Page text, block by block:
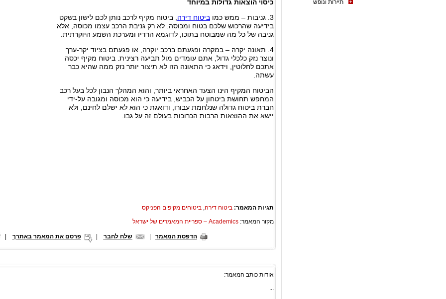
תיירות ונופש
כיסוי הוצאות גדולות במיוחד
3. גניבות – ממש כמו
ביטוח דירה , ביטוח מקיף לרכב נותן לכם לישון בשקט
בידיעה שהרכוש שלכם בטוח ומכוסה. לא רק גניבת הרכב עצמו מכוסה, אלא
גניבה של כל מה שמבוטח בתוכו, לדוגמא הרדיו ומערכת השמע היוקרתית.
4. תאונה יקרה – במקרה ופגעתם ברכב יוקרה, או פגעתם בציוד יקר-ערך
ונוצר נזק כלכלי גדול, אתם עומדים מול תביעה רצינית. ביטוח מקיף יכסה
אתכם לחלוטין, וידאג כי התאונה הזו לא תיצור יותר נזק ממה שהיא כבר
עשתה.
הביטוח המקיף הינו הצעד האחראי ביותר, והוא המהלך הנבון לכל בעל רכב
המחפש תחושת ביטחון על הכביש, בידיעה כי הוא מכוסה ומגובה על-ידי
חברת ביטוח גדולה שנלחמת עבורו, ודואגת כי הוא לא ישלם לחינם, ולא
יישא את ההוצאות הרבות הכרוכות בעולם זה על גבו.
תגיות המאמר: ביטוח דירה, ביטוחים מקיפים הפניקס
מקור המאמר: Academics – ספריית המאמרים של ישראל
הדפסת המאמר שלח לחבר פרסם את המאמר באתרך |
אודות כותב המאמר:
...